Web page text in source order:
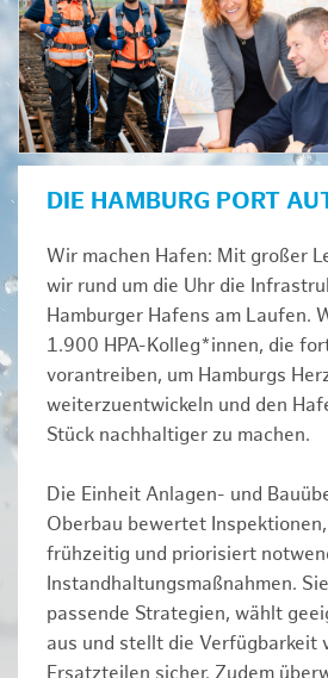
DIE HAMBURG PORT
Wir machen Hafen: Mit großer
wir rund um die Uhr die
Hamburger Hafens am Laufen.
1.900 HPA-Kolleg*innen, die
vorantreiben, um Hamburgs
weiterzuentwickeln und den
Stück nachhaltiger zu machen.
Die Einheit Anlagen- und
Oberbau bewertet
frühzeitig und priorisiert
Instandhaltungsmaßnahmen.
passende Strategien, wählt
aus und stellt die Verfügbarkeit